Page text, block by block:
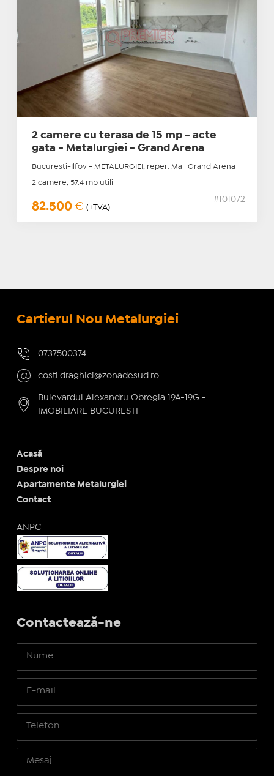
2 camere cu terasa de 15 mp - acte
gata - Metalurgiei - Grand Arena
Bucuresti-Ilfov - METALURGIEI, reper: Mall Grand Arena
2 camere, 57.4 mp utili
82.500 € (+TVA)
#101072
Cartierul Nou Metalurgiei
0737500374
costi.draghici@zonadesud.ro
Bulevardul Alexandru Obregia 19A-19G -
IMOBILIARE BUCURESTI
Acasă
Despre noi
Apartamente Metalurgiei
Contact
ANPC
Contactează-ne